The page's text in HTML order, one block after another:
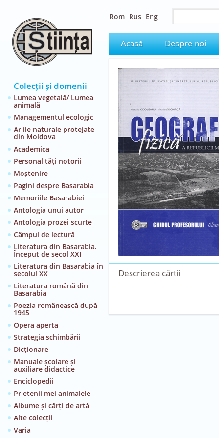
Colecții și domenii
Lumea vegetală/ Lumea
animală
Managementul ecologic
Ariile naturale protejate
din Moldova
Academica
Personalități notorii
Moștenire
Pagini despre Basarabia
Memoriile Basarabiei
Antologia unui autor
Antologia prozei scurte
Câmpul de lectură
Literatura din Basarabia.
Început de secol XXI
Literatura din Basarabia în
secolul XX
Literatura română din
Basarabia
Poezia românească după
1945
Opera aperta
Strategia schimbării
Dicţionare
Manuale școlare și
auxiliare didactice
Enciclopedii
Prietenii mei animalele
Albume și cărți de artă
Alte colecții
Varia
Rom Rus Eng
Acasă Despre noi
Descrierea cărții